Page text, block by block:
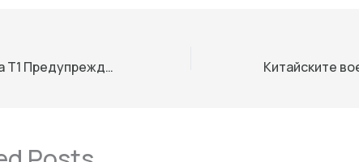
Хонконг издава T1 Предупреждение като тежки краища на тайфуни Podul по -близо